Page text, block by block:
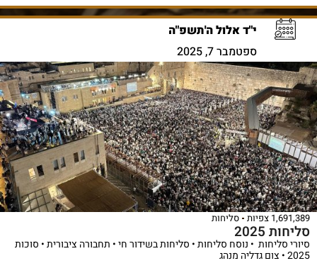
י"ד אלול ה'תשפ"ה
ספטמבר 7, 2025
1,691,389 צפיות סליחות
סליחות 2025
סיורי סליחות • נוסח סליחות • סליחות בשידור חי • תחבורה ציבורית • סוכות
2025 • צום גדליה מנהג